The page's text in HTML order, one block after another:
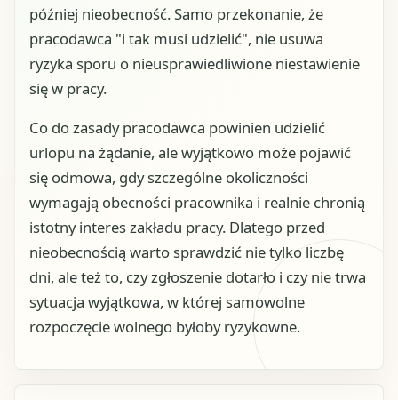
później nieobecność. Samo przekonanie, że
pracodawca "i tak musi udzielić", nie usuwa
ryzyka sporu o nieusprawiedliwione niestawienie
się w pracy.
Co do zasady pracodawca powinien udzielić
urlopu na żądanie, ale wyjątkowo może pojawić
się odmowa, gdy szczególne okoliczności
wymagają obecności pracownika i realnie chronią
istotny interes zakładu pracy. Dlatego przed
nieobecnością warto sprawdzić nie tylko liczbę
dni, ale też to, czy zgłoszenie dotarło i czy nie trwa
sytuacja wyjątkowa, w której samowolne
rozpoczęcie wolnego byłoby ryzykowne.